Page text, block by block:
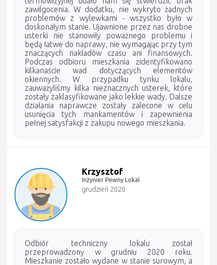
zawilgocenia. W dodatku, nie wykryto żadnych
problemów z wylewkami - wszystko było w
doskonałym stanie. Ujawnione przez nas drobne
usterki nie stanowiły poważnego problemu i
będą łatwe do naprawy, nie wymagając przy tym
znaczących nakładów czasu ani finansowych.
Podczas odbioru mieszkania zidentyfikowano
kilkanaście wad dotyczących elementów
okiennych. W przypadku tynku lokalu,
zauważyliśmy kilka nieznacznych usterek, które
zostały zaklasyfikowane jako lekkie wady. Dalsze
działania naprawcze zostały zalecone w celu
usunięcia tych mankamentów i zapewnienia
pełnej satysfakcji z zakupu nowego mieszkania.
Krzysztof
Inżynier Pewny Lokal
grudzień 2020
Odbiór techniczny lokalu został
przeprowadzony w grudniu 2020 roku.
Mieszkanie zostało wydane w stanie surowym, a